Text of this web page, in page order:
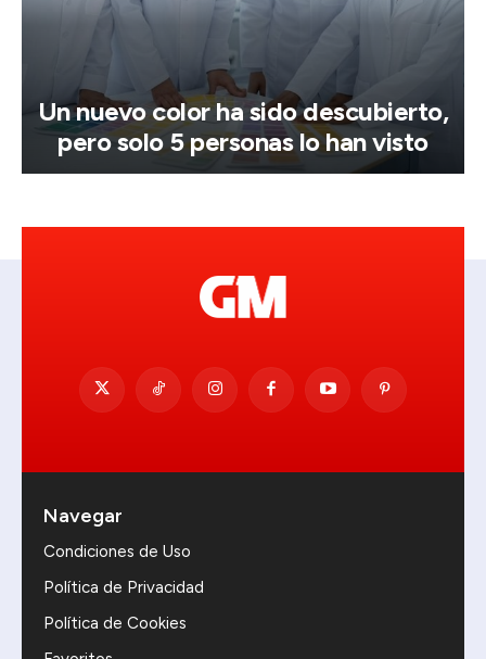
Un nuevo color ha sido descubierto,
pero solo 5 personas lo han visto
Navegar
Condiciones de Uso
Política de Privacidad
Política de Cookies